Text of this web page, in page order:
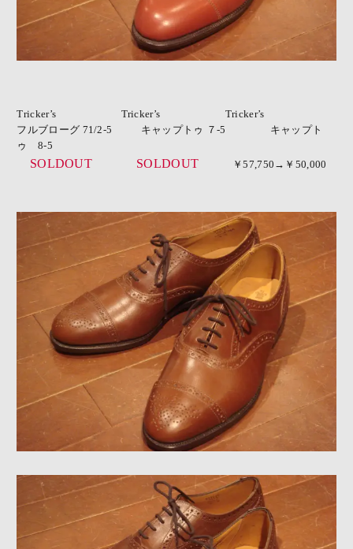
Tricker’s Tricker’s Tricker’s
フルブローグ 71/2-5 キャップトゥ ７-5 キャップト
ゥ 8-5
SOLDOUT SOLDOUT ￥57,750→￥50,000